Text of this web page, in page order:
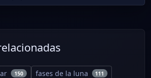
150 fases de la luna 111